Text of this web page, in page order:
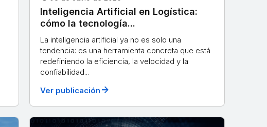
Inteligencia Artificial en Logística:
cómo la tecnología...
La inteligencia artificial ya no es solo una
tendencia: es una herramienta concreta que está
redefiniendo la eficiencia, la velocidad y la
confiabilidad...
Ver publicación arrow_forward